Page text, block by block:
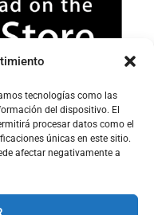
tecnologías como las
del dispositivo. El
procesar datos como el
únicas en este sitio.
afectar negativamente a
courrier indésirable pour